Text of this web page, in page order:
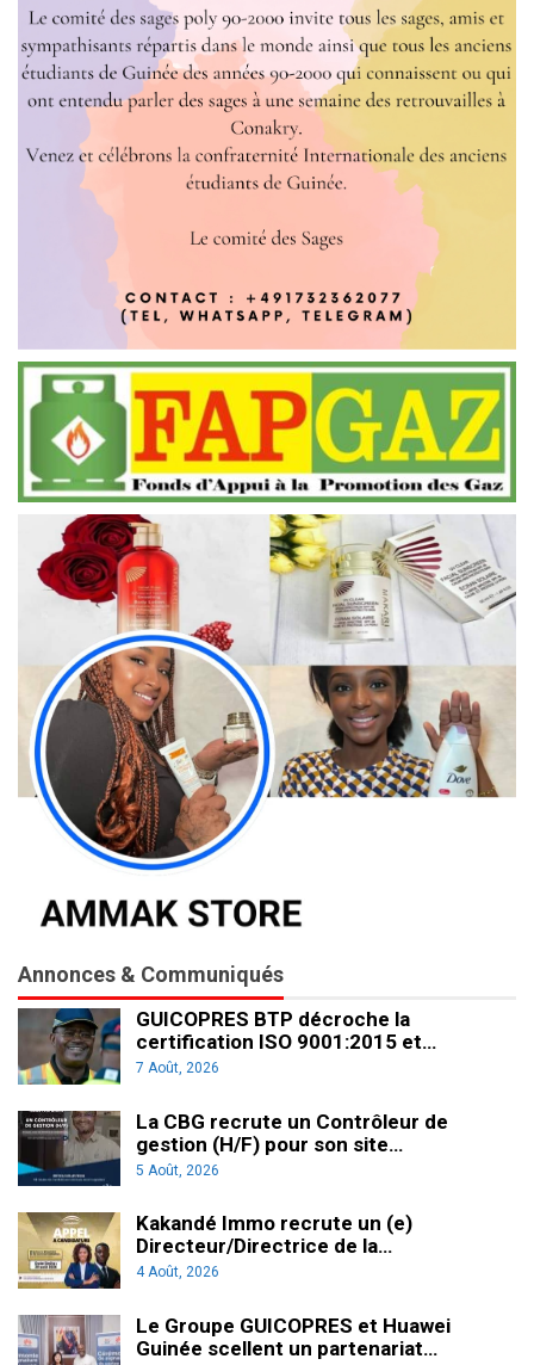
Annonces & Communiqués
GUICOPRES BTP décroche la
certification ISO 9001:2015 et…
7 Août, 2026
La CBG recrute un Contrôleur de
gestion (H/F) pour son site…
5 Août, 2026
Kakandé Immo recrute un (e)
Directeur/Directrice de la…
4 Août, 2026
Le Groupe GUICOPRES et Huawei
Guinée scellent un partenariat…